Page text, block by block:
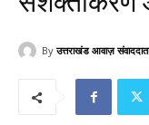
By उत्तराखंड आवाज़ संवाददाता